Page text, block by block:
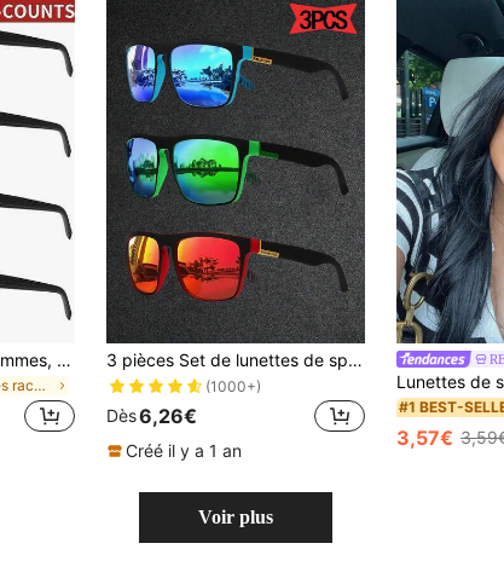
Lunettes mode pour hommes, verres haute définition fantaisie, monture carrée vintage, multicolore , convient pour le port quotidien, le shopping de rue, la photo. Disponible à l'unité ou en plusieurs pièces. Excellent cadeau pour les vacances
de Très racheté Lunettes et accessoires pour homme
3 pièces Set de lunettes de sport à la mode, lunettes carrées rétro pour la conduite, la pêche avec des verres miroirs bleu givré pour l'été, la plage, les vacances, l'extérieur, les voyages
(1000+)
Dès6,26€
Créé il y a 1 an
#1 BEST-
3,57€
Voir plus